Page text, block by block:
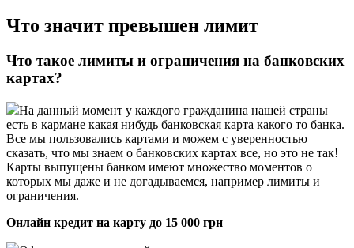
Что значит превышен лимит
Что такое лимиты и ограничения на банковских
картах?
На данный момент у каждого гражданина нашей страны
есть в кармане какая нибудь банковская карта какого то банка.
Все мы пользовались картами и можем с уверенностью
сказать, что мы знаем о банковских картах все, но это не так!
Карты выпущены банком имеют множество моментов о
которых мы даже и не догадываемся, например лимиты и
ограничения.
Онлайн кредит на карту до 15 000 грн